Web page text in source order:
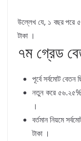
উল্লেখ যে, ১ বছর পরে
টাকা ।
৭ম গ্রেড
পূর্বে সর্বমোট
নতুন করে ৫৬.২৫%
।
বর্তমান নিয়মে
টাকা ।